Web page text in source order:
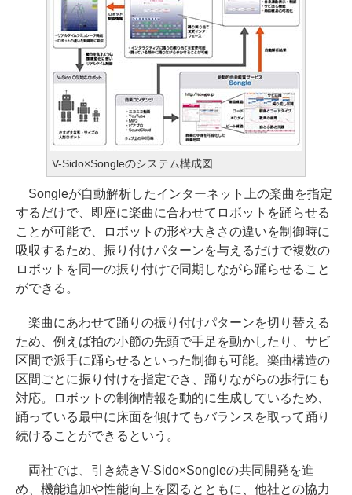
V-Sido×Songleのシステム構成図
Songleが自動解析したインターネット上の楽曲を指定
するだけで、即座に楽曲に合わせてロボットを踊らせる
ことが可能で、ロボットの形や大きさの違いを制御時に
吸収するため、振り付けパターンを与えるだけで複数の
ロボットを同一の振り付けで同期しながら踊らせること
ができる。
楽曲にあわせて踊りの振り付けパターンを切り替える
ため、例えば拍の小節の先頭で手足を動かしたり、サビ
区間で派手に踊らせるといった制御も可能。楽曲構造の
区間ごとに振り付けを指定でき、踊りながらの歩行にも
対応。ロボットの制御情報を動的に生成しているため、
踊っている最中に床面を傾けてもバランスを取って踊り
続けることができるという。
両社では、引き続きV-Sido×Songleの共同開発を進
め、機能追加や性能向上を図るとともに、他社との協力